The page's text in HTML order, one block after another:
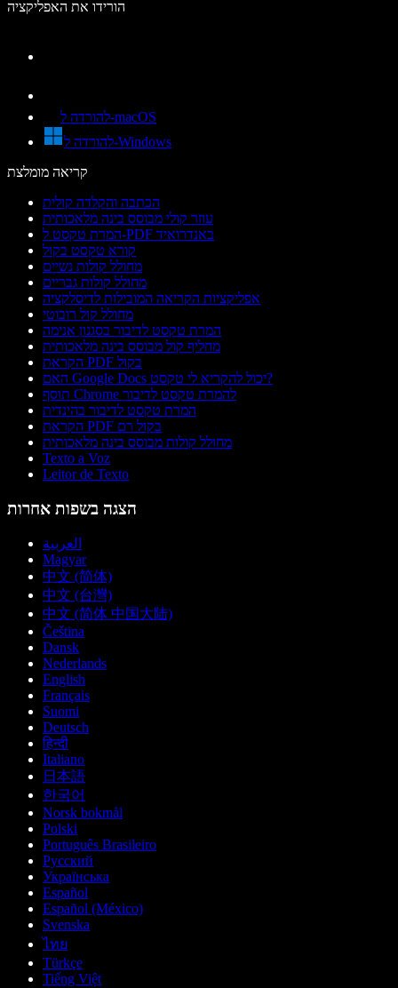
הורידו את האפליקציה
להורדה ל-macOS
להורדה ל-Windows
קריאה מומלצת
הכתבה והקלדה קולית
עוזר קולי מבוסס בינה מלאכותית
המרת טקסט ל-PDF באנדרואיד
קורא טקסט בקול
מחולל קולות נשיים
מחולל קולות גבריים
אפליקציות הקריאה המובילות לדיסלקציה
מחולל קול רובוטי
המרת טקסט לדיבור בסגנון אנימה
מחליף קול מבוסס בינה מלאכותית
הקראת PDF בקול
האם Google Docs יכול להקריא לי טקסט?
תוסף Chrome להמרת טקסט לדיבור
המרת טקסט לדיבור בהינדית
הקראת PDF בקול רם
מחולל קולות מבוסס בינה מלאכותית
Texto a Voz
Leitor de Texto
הצגה בשפות אחרות
العربية
Magyar
中文 (简体)
中文 (台灣)
中文 (简体 中国大陆)
Čeština
Dansk
Nederlands
English
Français
Suomi
Deutsch
हिन्दी
Italiano
日本語
한국어
Norsk bokmål
Polski
Português Brasileiro
Русский
Українська
Español
Español (México)
Svenska
ไทย
Türkçe
Tiếng Việt